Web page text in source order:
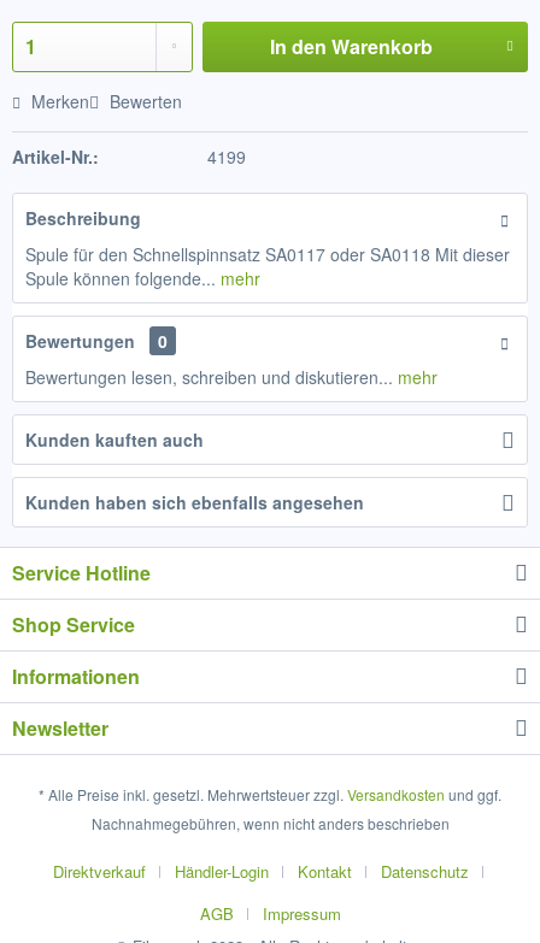
In den Warenkorb
Merken Bewerten
Artikel-Nr.: 4199
Beschreibung
Spule für den Schnellspinnsatz SA0117 oder SA0118 Mit dieser
Spule können folgende... mehr
Bewertungen
0
Bewertungen lesen, schreiben und diskutieren... mehr
Kunden kauften auch
Kunden haben sich ebenfalls angesehen
Service Hotline
Shop Service
Informationen
Newsletter
* Alle Preise inkl. gesetzl. Mehrwertsteuer zzgl. Versandkosten und ggf.
Nachnahmegebühren, wenn nicht anders beschrieben
Direktverkauf Händler-Login Kontakt
Datenschutz
AGB
Impressum